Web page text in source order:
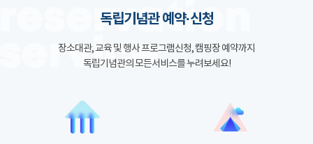
독립기념관 예약·신청
장소대관, 교육 및 행사 프로그램신청, 캠핑장 예약까지
독립기념관의 모든서비스를 누려보세요!